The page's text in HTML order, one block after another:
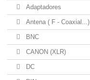
Adaptadores
Antena ( F - Coaxial...)
BNC
CANON (XLR)
DC